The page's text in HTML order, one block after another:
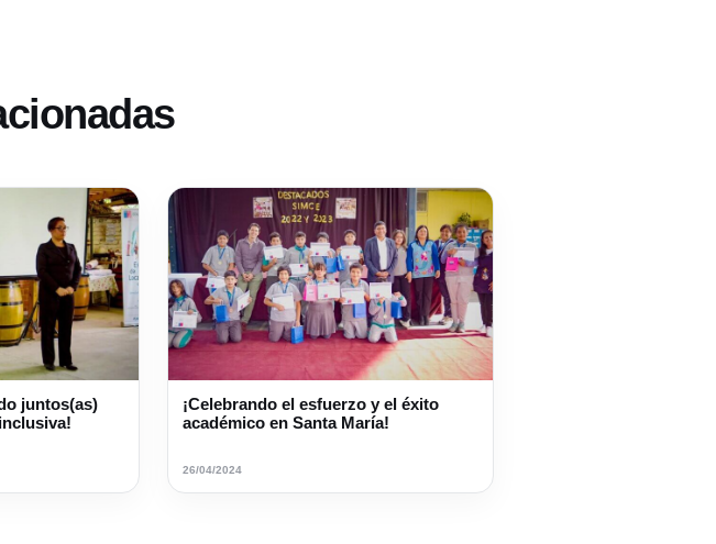
juntos(as)
¡Celebrando el esfuerzo y el éxito
académico en Santa María!
26/04/2024